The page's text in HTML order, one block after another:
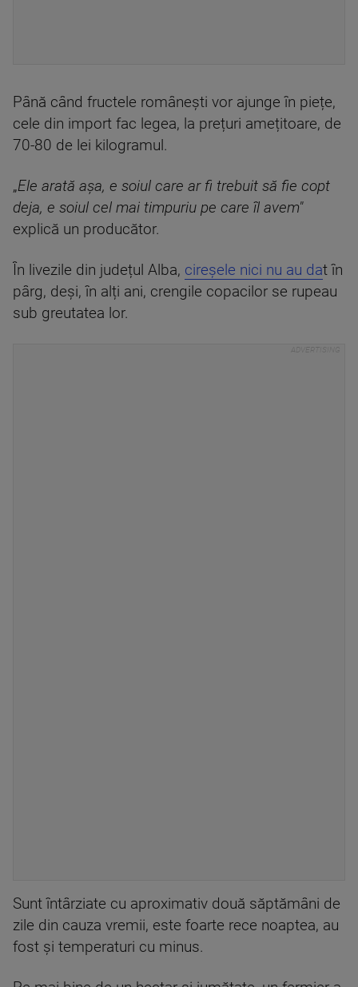
Până când fructele românești vor ajunge în piețe,
cele din import fac legea, la prețuri amețitoare, de
70-80 de lei kilogramul.
„Ele arată așa, e soiul care ar fi trebuit să fie copt
deja, e soiul cel mai timpuriu pe care îl avem"
explică un producător.
În livezile din județul Alba, cireșele nici nu au dat în
pârg, deși, în alți ani, crengile copacilor se rupeau
sub greutatea lor.
Sunt întârziate cu aproximativ două săptămâni de
zile din cauza vremii, este foarte rece noaptea, au
fost și temperaturi cu minus.